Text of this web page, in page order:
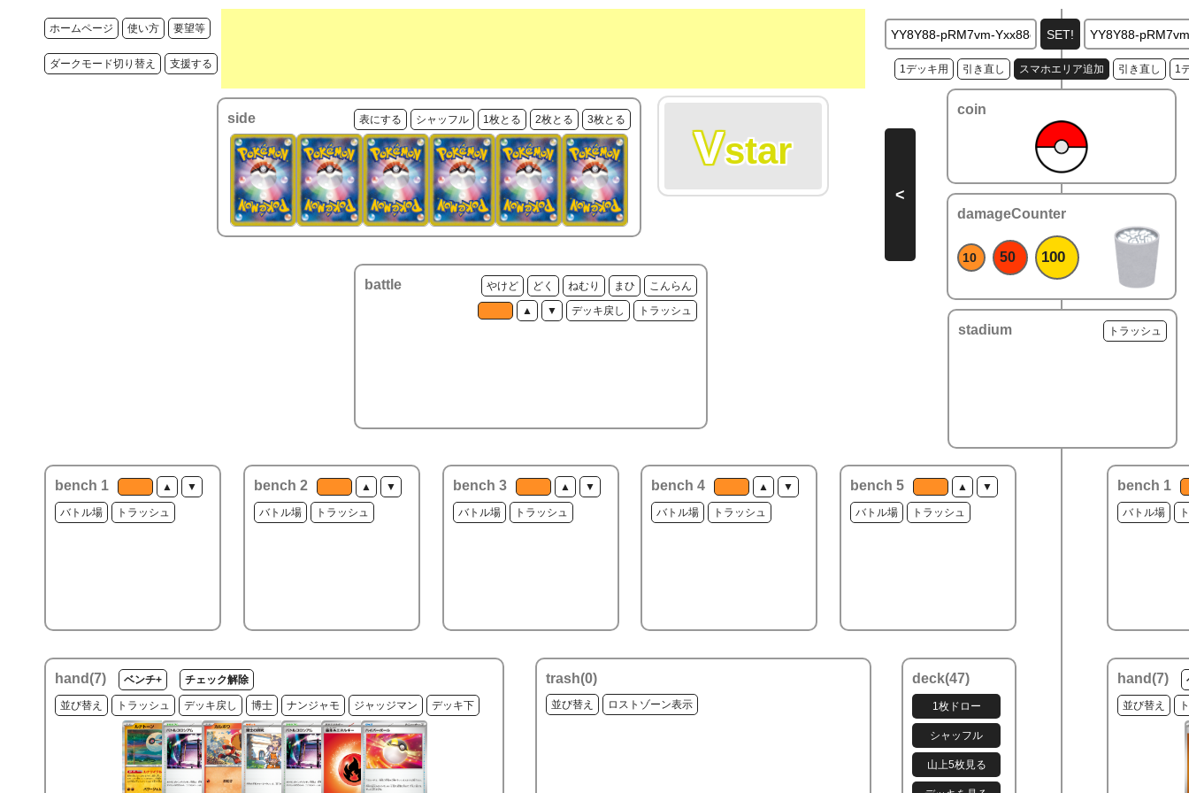
ホームページ 使い方 要望等
ダークモード切り替え 支援する
side 表にする シャッフル 1枚とる 2枚とる 3枚とる
Vstar
battle やけど どく ねむり まひ
こんらん
▲
▼ デッキ戻し トラッシュ
bench 1 ▲ ▼
バトル場 トラッシュ
bench 2 ▲ ▼
バトル場 トラッシュ
bench 3 ▲ ▼
バトル場 トラッシュ
bench 4 ▲ ▼
バトル場 トラッシュ
bench 5 ▲ ▼
バトル場 トラッシュ
hand(7) ベンチ+ チェック解除
並び替え トラッシュ デッキ戻し 博士 ナンジャモ ジャッジマン デッキ下
trash(0)
並び替え ロストゾーン表示
deck(47)
stadium トラッシュ
bench 1
バトル場
hand(7)
並び替え
1デッキ用 引き直し スマホエリア追加 引き直し 1
coin
damageCounter
10 50 100
<